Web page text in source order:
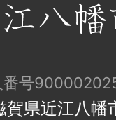
番号
県近江八幡